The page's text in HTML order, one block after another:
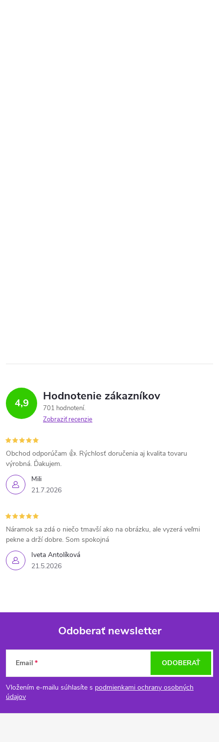
4,9 Hodnotenie zákazníkov
701 hodnotení
Zobraziť recenzie
Mili
21.7.2026
Obchod odporúčam 👍. Rýchlosť doručenia aj kvalita tovaru
výrobná. Ďakujem.
Iveta Antolíková
21.5.2026
Náramok sa zdá o niečo tmavší ako na obrázku, ale vyzerá veľmi
pekne a drží dobre. Som spokojná
Z
á
p
Odoberať newsletter
Email
Vložením e-mailu súhlasíte s podmienkami ochrany osobných
údajov
ODOBERAŤ